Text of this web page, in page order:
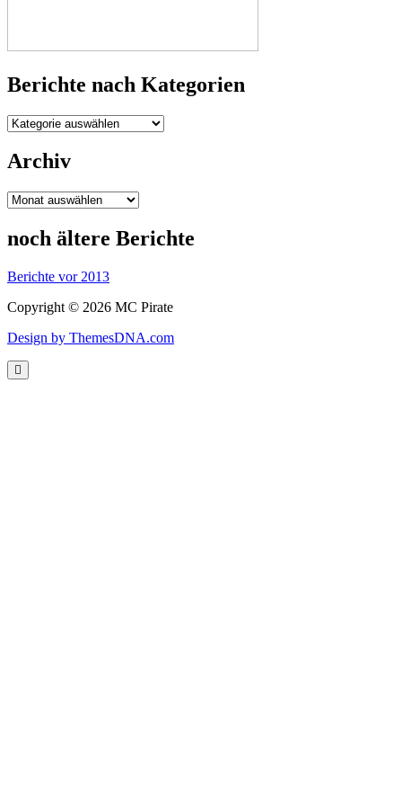
Berichte nach Kategorien
Berichte
Kategorien
Archiv
Archiv
noch ältere Berichte
Berichte vor 2013
Copyright © 2026 MC Pirate
Design by ThemesDNA.com
to